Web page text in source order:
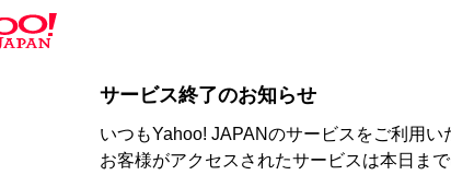
サービス終了のお知らせ
いつもYahoo! JAPANのサービスをご利用い
お客様がアクセスされたサービスは本日ま